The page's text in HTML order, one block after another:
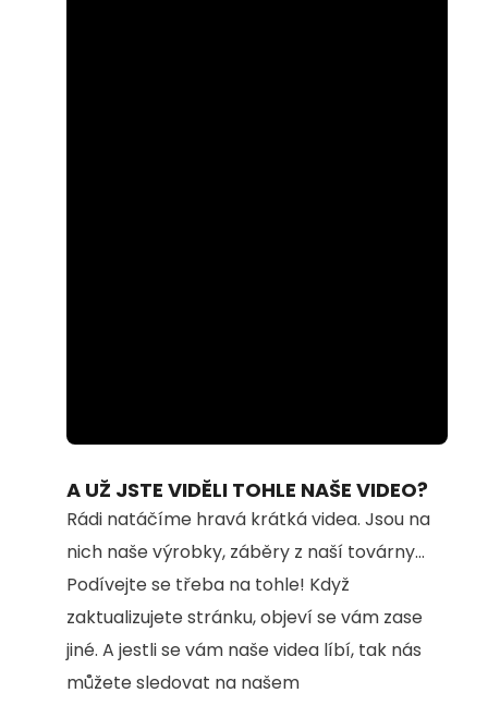
100.00%
A UŽ JSTE VIDĚLI TOHLE NAŠE VIDEO?
Rádi natáčíme hravá krátká videa. Jsou na
nich naše výrobky, záběry z naší továrny...
Podívejte se třeba na tohle! Když
zaktualizujete stránku, objeví se vám zase
jiné. A jestli se vám naše videa líbí, tak nás
můžete sledovat na našem